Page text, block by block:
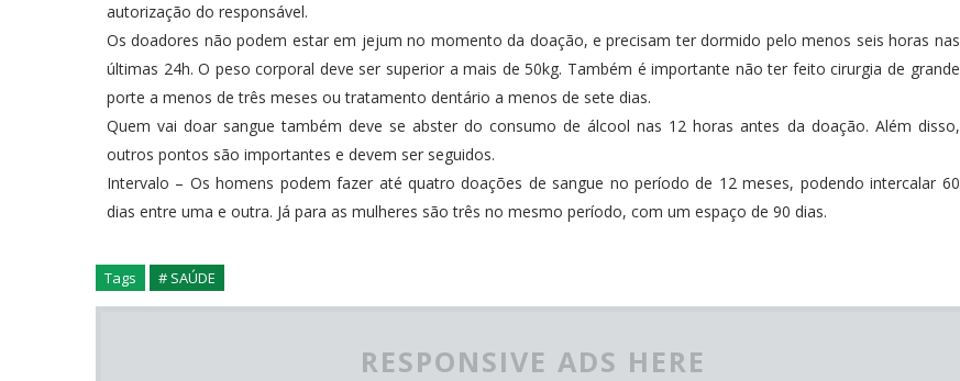
autorização do responsável.
Os doadores não podem estar em jejum no momento da doação, e precisam ter dormido pelo menos seis horas nas
últimas 24h. O peso corporal deve ser superior a mais de 50kg. Também é importante não ter feito cirurgia de grande
porte a menos de três meses ou tratamento dentário a menos de sete dias.
Quem vai doar sangue também deve se abster do consumo de álcool nas 12 horas antes da doação. Além disso,
outros pontos são importantes e devem ser seguidos.
Intervalo – Os homens podem fazer até quatro doações de sangue no período de 12 meses, podendo intercalar 60
dias entre uma e outra. Já para as mulheres são três no mesmo período, com um espaço de 90 dias.
Tags # SAÚDE
RESPONSIVE ADS HERE